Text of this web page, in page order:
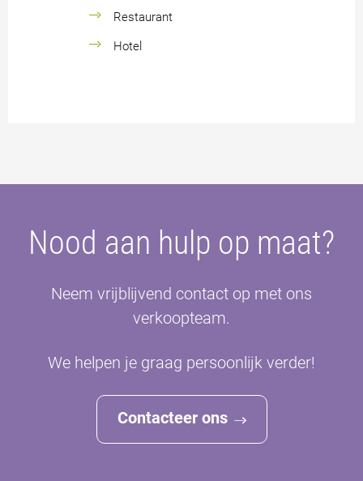
Restaurant
Hotel
Nood aan hulp op maat?
Neem vrijblijvend contact op met ons
verkoopteam.
We helpen je graag persoonlijk verder!
Contacteer ons